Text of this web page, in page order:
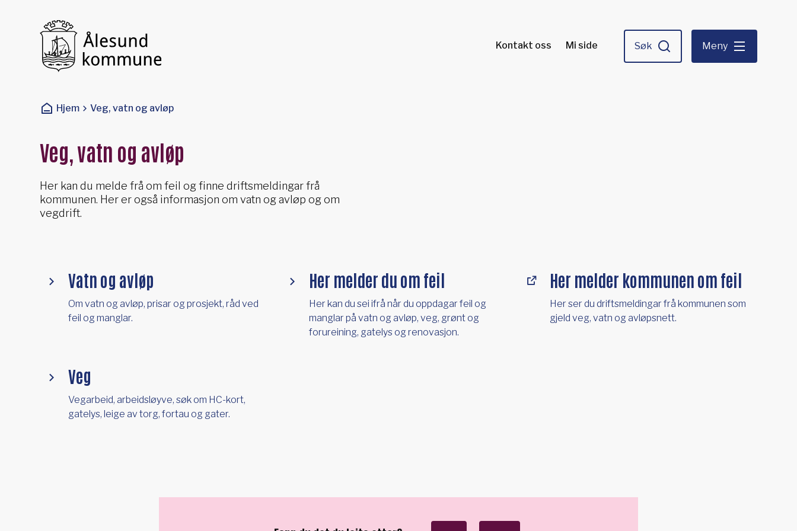
Kontakt oss Mi side Søk Meny
Du er her:
Hjem Veg, vatn og avløp
Veg, vatn og avløp
Her kan du melde frå om feil og finne driftsmeldingar frå
kommunen. Her er også informasjon om vatn og avløp og om
vegdrift.
Vatn og avløp
Om vatn og avløp, prisar og prosjekt, råd ved
feil og manglar.
Her melder du om feil
Her kan du sei ifrå når du oppdagar feil og
manglar på vatn og avløp, veg, grønt og
forureining, gatelys og renovasjon.
Her melder kommunen om feil
Her ser du driftsmeldingar frå kommunen som
gjeld veg, vatn og avløpsnett.
Veg
Vegarbeid, arbeidsløyve, søk om HC-kort,
gatelys, leige av torg, fortau og gater.